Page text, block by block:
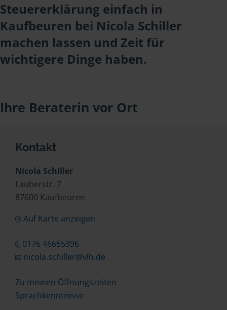
Steuererklärung einfach in
Kaufbeuren bei Nicola Schiller
machen lassen und Zeit für
wichtigere Dinge haben.
Ihre Beraterin vor Ort
Kontakt
Nicola Schiller
Lauberstr. 7
87600 Kaufbeuren
Auf Karte anzeigen
0176 46655396
nicola.schiller@vlh.de
Zu meinen Öffnungszeiten
Sprachkenntnisse